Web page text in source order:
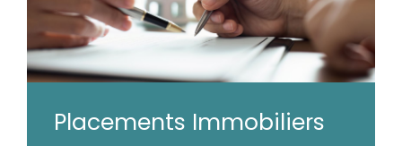
Placements Immobiliers